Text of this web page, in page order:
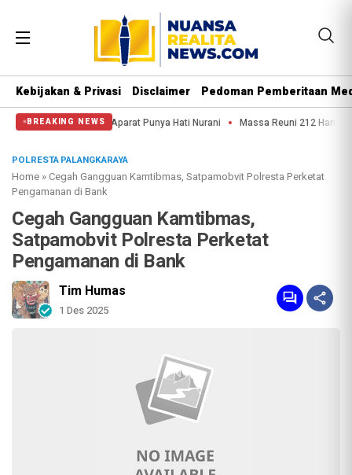
Kebijakan & Privasi Disclaimer Pedoman Pemberitaan
BREAKING NEWS
Aparat Punya Hati Nurani Massa Reuni 212 Hanya Bisa Sampai
POLRESTA PALANGKARAYA
Home »Cegah Gangguan Kamtibmas, Satpamobvit Polresta Perketat
Pengamanan di Bank
Cegah Gangguan Kamtibmas,
Satpamobvit Polresta Perketat
Pengamanan di Bank
Tim Humas
1 Des 2025